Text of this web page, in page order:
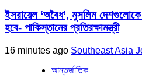
ইসরায়েল ‘অবৈধ’, মুসলিম
হবে- পাকিস্তানের প্রতিরক্ষামন্ত্রী
16 minutes ago Southeast Asia
আন্তর্জাতিক